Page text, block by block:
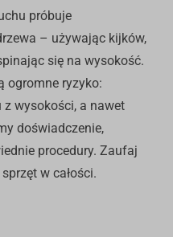
próbuje
– używając kijków,
się na wysokość.
ogromne ryzyko:
z wysokości, a nawet
doświadczenie,
procedury. Zaufaj
w całości.